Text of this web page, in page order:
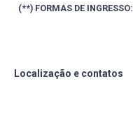
(**) FORMAS DE INGRESSO:
Localização e contatos